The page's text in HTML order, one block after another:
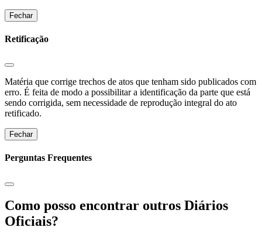
Fechar
Retificação
Matéria que corrige trechos de atos que tenham sido publicados com
erro. É feita de modo a possibilitar a identificação da parte que está
sendo corrigida, sem necessidade de reprodução integral do ato
retificado.
Fechar
Perguntas Frequentes
Como posso encontrar outros Diários
Oficiais?